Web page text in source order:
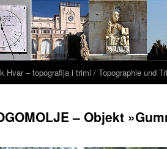
Hvar – topografija i trimi / Topographie und
– Objekt